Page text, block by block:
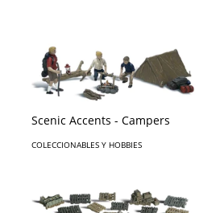
Scenic Accents - Campers
COLECCIONABLES Y HOBBIES